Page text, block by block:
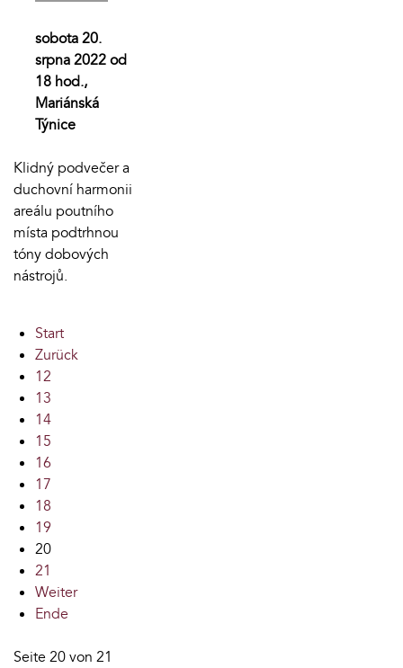
sobota 20.
srpna 2022 od
18 hod.,
Mariánská
Týnice
Klidný podvečer a
duchovní harmonii
areálu poutního
místa podtrhnou
tóny dobových
nástrojů.
Start
Zurück
12
13
14
15
16
17
18
19
20
21
Weiter
Ende
Seite 20 von 21